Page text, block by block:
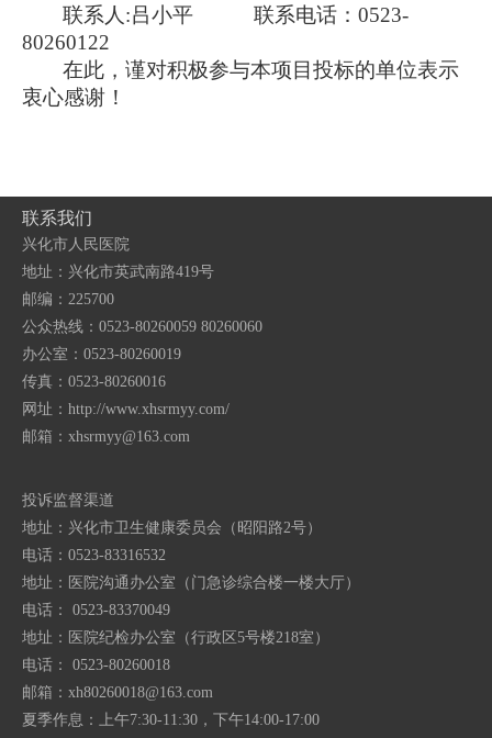
联系人:吕小平 联系电话：0523-
80260122
在此，谨对积极参与本项目投标的单位表示
衷心感谢！
联系我们
兴化市人民医院
地址：兴化市英武南路419号
邮编：225700
公众热线：0523-80260059 80260060
办公室：0523-80260019
传真：0523-80260016
网址：http://www.xhsrmyy.com/
邮箱： xhsrmyy@163.com
投诉监督渠道
地址：兴化市卫生健康委员会（昭阳路2号）
电话：0523-83316532
地址：医院沟通办公室（门急诊综合楼一楼大厅）
电话： 0523-83370049
地址：医院纪检办公室（行政区5号楼218室）
电话： 0523-80260018
邮箱： xh80260018@163.com
夏季作息：上午7:30-11:30，下午14:00-17:00